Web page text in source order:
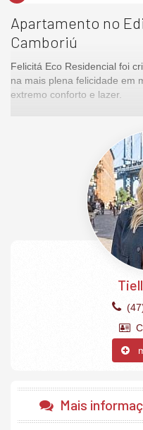
Apartamento no
Camboriú
Felicitá Eco Residencial foi
na mais plena felicidade em
extremo conforto e lazer.
Uma trilha ecológica com
extensão permite você
Além de tudo isso, você
10 minutos da belíssima
diversos outros pontos
*Valores sujeitos a
02 Dormitórios (sendo 1 suíte)
Mobiliado, decorado e
O Empreendimento:
(47)
Mais